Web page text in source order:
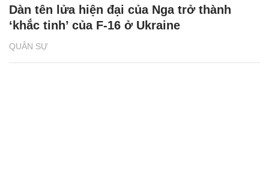
QUÂN SỰ
Dàn tên lửa hiện đại của Nga trở thành
‘khắc tinh’ của F-16 ở Ukraine